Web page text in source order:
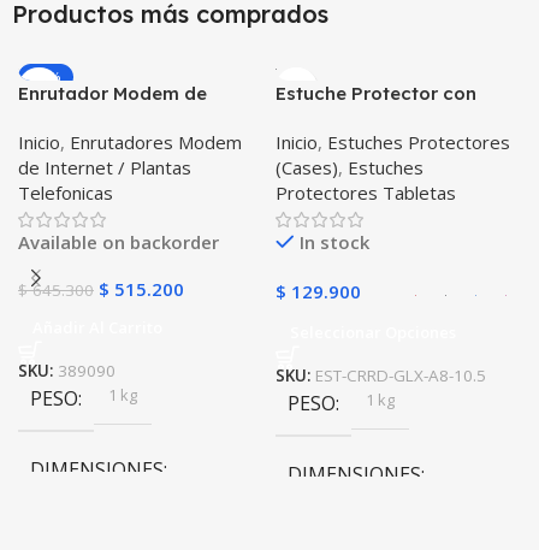
Productos más comprados
-20%
Enrutador Modem de
Libre Todo Operador 4G
LTE SIMCARD
Inicio, Enrutadores Modem
de Internet / Plantas
Telefonicas
Available on backorder
$645.300 $ 515.200
SKU: 389090
PESO 1 kg
DIMENSIONES
Estuche Protector con
Tablet Samsung Galaxy
Tab A8 10.5 2021 – 2022
SM-x200 SM-x205 Anti
golpes con soporte
Inicio, Estuches Protectores
(Cases), Estuches
Protectores Tabletas
In stock
$ 129.900
SKU: EST-CRRD-GLX-A8-10.5
PESO 1 kg
DIMENSIONES